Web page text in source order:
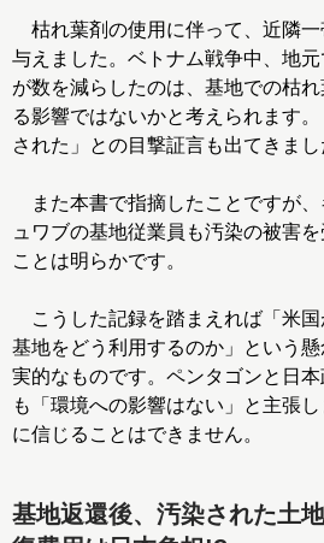
枯れ葉剤の使用に伴って、近隣一
与えました。ベトナム戦争中、地
が数を減らしたのは、基地での枯れ
る影響ではないかと考えられます
された」との目撃証言も出てきまし
また本書で指摘したことですが、
ュワブの基地従業員も汚染の被害
ことは明らかです。
こうした記録を踏まえれば「米国
基地をどう利用するのか」という
実的なものです。ペンタゴンと日
も「環境への影響はない」と主張
に信じることはできません。
基地返還後、汚染された土